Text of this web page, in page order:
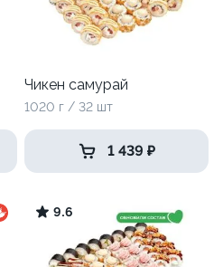
Чикен самурай
1020 г / 32 шт
1 439 ₽
9.6